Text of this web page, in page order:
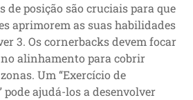
de posição são cruciais para que
aprimorem as suas habilidades
3. Os cornerbacks devem focar
alinhamento para cobrir
Um “Exercício de
pode ajudá-los a desenvolver